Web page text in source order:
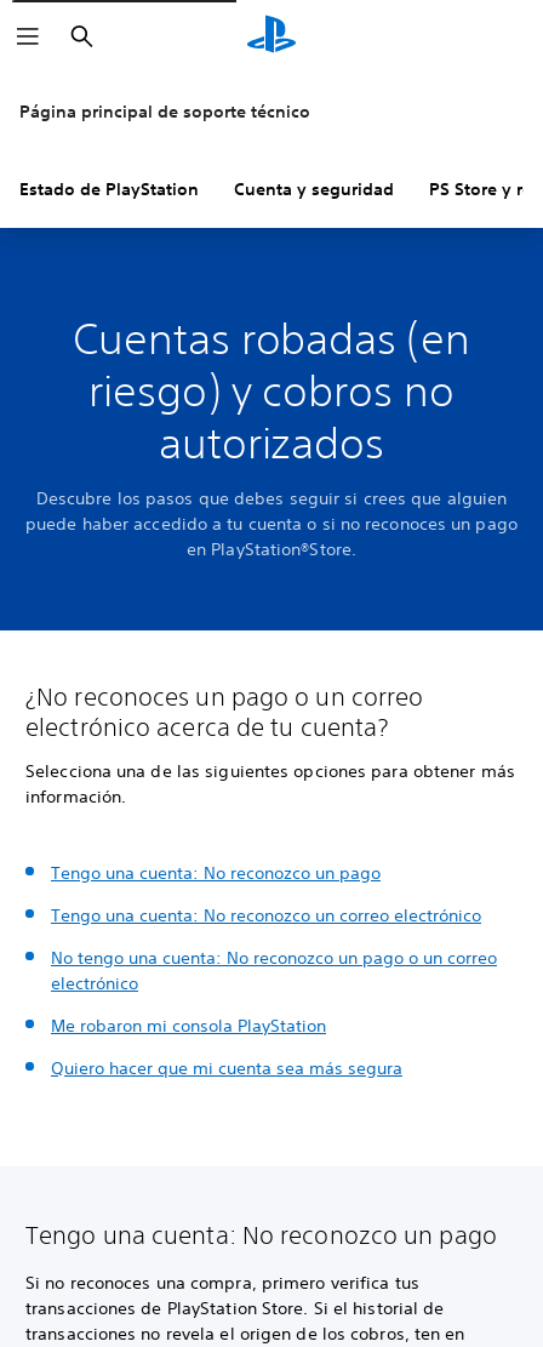
Buscar
Página principal de soporte técnico
Estado de PlayStation Cuenta y seguridad PS Store y
Cuentas robadas (en
riesgo) y cobros no
autorizados
Descubre los pasos que debes seguir si crees que alguien
puede haber accedido a tu cuenta o si no reconoces un pago
en PlayStation®Store.
¿No reconoces un pago o un correo
electrónico acerca de tu cuenta?
Selecciona una de las siguientes opciones para obtener más
información.
Tengo una cuenta: No reconozco un pago
Tengo una cuenta: No reconozco un correo electrónico
No tengo una cuenta: No reconozco un pago o un correo
electrónico
Me robaron mi consola PlayStation
Quiero hacer que mi cuenta sea más segura
Tengo una cuenta: No reconozco un pago
Si no reconoces una compra, primero verifica tus
transacciones de PlayStation Store. Si el historial de
transacciones no revela el origen de los cobros, ten en